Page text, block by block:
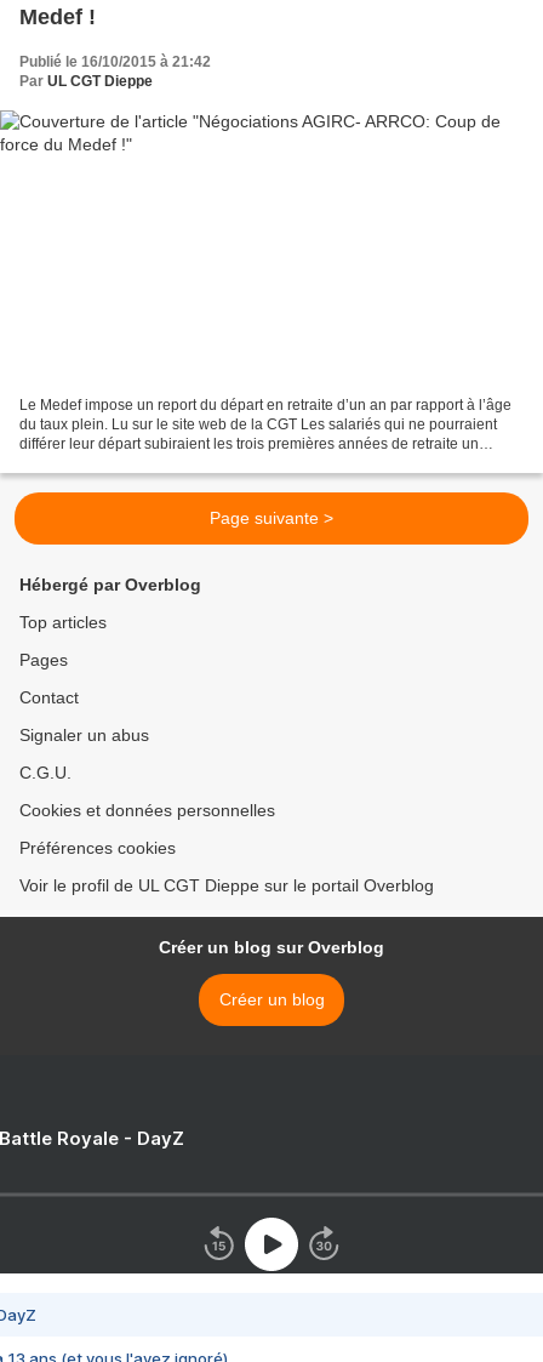
Medef !
Publié le 16/10/2015 à 21:42
Par UL CGT Dieppe
Le Medef impose un report du départ en retraite d’un an par rapport à l’âge
du taux plein. Lu sur le site web de la CGT Les salariés qui ne pourraient
différer leur départ subiraient les trois premières années de retraite un
Page suivante >
Hébergé par Overblog
Top articles
Pages
Contact
Signaler un abus
C.G.U.
Cookies et données personnelles
Préférences cookies
Voir le profil de UL CGT Dieppe sur le portail Overblog
Créer un blog sur Overblog
Créer un blog
Royale - DayZ